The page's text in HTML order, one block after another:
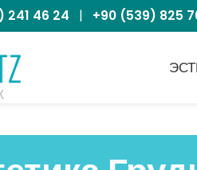
241 46 24 | +90 (539) 825